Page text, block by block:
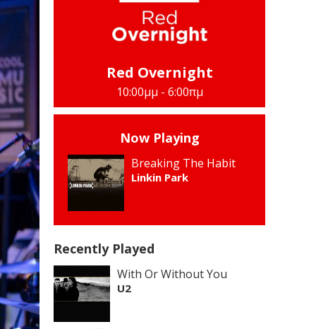
Red Overnight
10:00μμ - 6:00πμ
Now Playing
Breaking The Habit
Linkin Park
Recently Played
With Or Without You
U2